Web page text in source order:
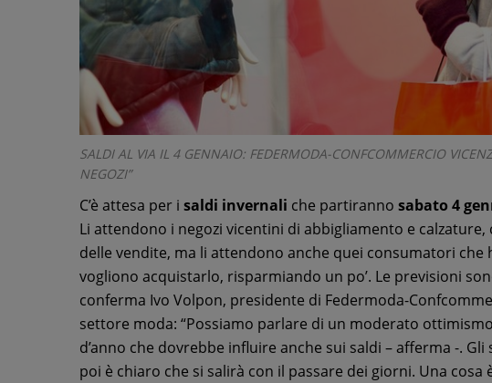
SALDI AL VIA IL 4 GENNAIO: FEDERMODA-CONFCOMMERCIO
NEGOZI”
C’è attesa per i saldi invernali che partiranno sabato 4
Li attendono i negozi vicentini di abbigliamento e
delle vendite, ma li attendono anche quei consumatori che
vogliono acquistarlo, risparmiando un po’. Le previsioni
conferma Ivo Volpon, presidente di Federmoda-
settore moda: “Possiamo parlare di un moderato
d’anno che dovrebbe influire anche sui saldi – afferma -.
poi è chiaro che si salirà con il passare dei giorni. Una